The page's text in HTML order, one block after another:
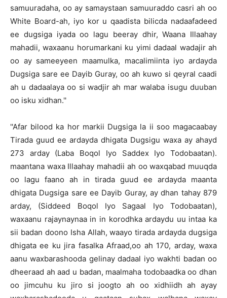
samuuradaha, oo ay samaystaan samuuraddo casri ah oo
White Board-ah, iyo kor u qaadista bilicda nadaafadeed
ee dugsiga iyada oo lagu beeray dhir, Waana Illaahay
mahadii, waxaanu horumarkani ku yimi dadaal wadajir ah
oo ay sameeyeen maamulka, macalimiinta iyo ardayda
Dugsiga sare ee Dayib Guray, oo ah kuwo si qeyral caadi
ah u dadaalaya oo si wadjir ah mar walaba isugu duuban
oo isku xidhan.''
''Afar bilood ka hor markii Dugsiga la ii soo magacaabay
Tirada guud ee ardayda dhigata Dugsigu waxa ay ahayd
273 arday (Laba Boqol Iyo Saddex Iyo Todobaatan).
maantana waxa Illaahay mahadii ah oo waxqabad muuqda
oo lagu faano ah in tirada guud ee ardayda maanta
dhigata Dugsiga sare ee Dayib Guray, ay dhan tahay 879
arday, (Siddeed Boqol Iyo Sagaal Iyo Todobaatan),
waxaanu rajaynaynaa in in korodhka ardaydu uu intaa ka
sii badan doono Isha Allah, waayo tirada ardayda dugsiga
dhigata ee ku jira fasalka Afraad,oo ah 170, arday, waxa
aanu waxbarashooda gelinay dadaal iyo wakhti badan oo
dheeraad ah aad u badan, maalmaha todobaadka oo dhan
oo jimcuhu ku jiro si joogto ah oo xidhiidh ah ayay